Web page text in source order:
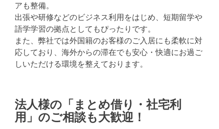
アも整備。
出張や研修などのビジネス利用をはじめ、短期留学や
語学学習の拠点としてもぴったりです。
また、弊社では外国籍のお客様のご入居にも柔軟に対
応しており、海外からの滞在でも安心・快適にお過ご
しいただける環境を整えております。
法人様の「まとめ借り・社宅利
用」のご相談も大歓迎！